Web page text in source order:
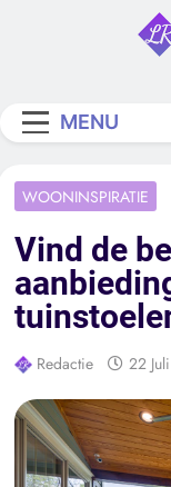
MENU
WOONINSPIRATIE
Vind de
Redactie 22